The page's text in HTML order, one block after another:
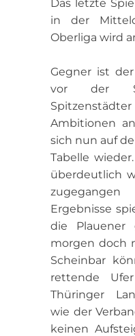
Das letzte
in der
Oberliga wird
Gegner ist
vor der
Ambitionen
sich nun auf
Tabelle
überdeutlich
Ergebnisse
die
morgen doch
Scheinbar
rettende
Thüringer
wie der
keinen